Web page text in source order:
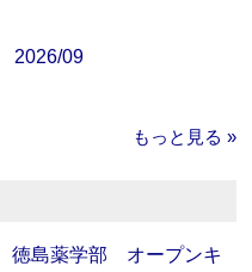
2026/09
もっと見る »
徳島薬学部 オープンキ